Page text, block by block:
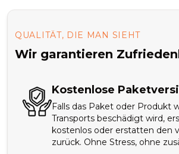
QUALITÄT, DIE MAN SIEHT
Wir garantieren
Kostenlose
Falls das Paket oder Produkt
Transports beschädigt wird,
kostenlos oder erstatten den
zurück. Ohne Stress, ohne